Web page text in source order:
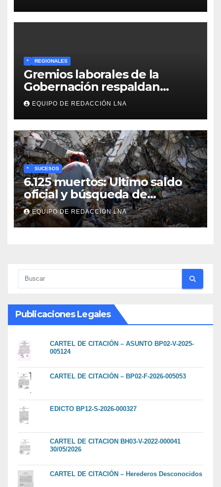
* REGIONALES
Gremios laborales de la
Gobernación respaldan
propuesta de Bono
Recreativo de 100 dólares
para jubilados, pensionados y
activos
EQUIPO DE REDACCIÓN LNA
* SUCESOS
6.125 muertos: Ultimo saldo
oficial y búsqueda de
cadáveres continúa entre los
escombros
EQUIPO DE REDACCIÓN LNA
Publicaciones Legales
CARTEL DE CITACIÓN – ASUNTO BP02-V-2025-
005124
CARTEL DE CITACIÓN – BP02-F-2026-005053
EDICTO BP12-S-2026-000327
CARTEL DE CITACION BH03-V-2022-000041
30/05/2026
CARTEL DE CITACIÓN – Herederos Desconocidos